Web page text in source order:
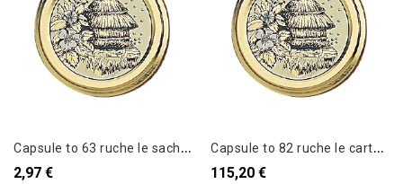
C
apsule to 63 ruche le sachet de 12
2,97 €
C
apsule to 82 ruche le carton de 750
115,20 €